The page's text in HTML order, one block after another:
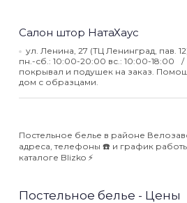
Салон штор НатаХаус
ул. Ленина, 27 (ТЦ Ленинград, пав.
пн.-сб.: 10:00-20:00 вс.: 10:00-18:00
покрывал и подушек на заказ.
дом с образцами.
Постельное белье в районе
адреса, телефоны ☎️ и график
каталоге Blizko ⚡️
Постельное белье - Цены